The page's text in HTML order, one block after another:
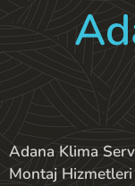
Adana Klima
Montaj Hizmetleri